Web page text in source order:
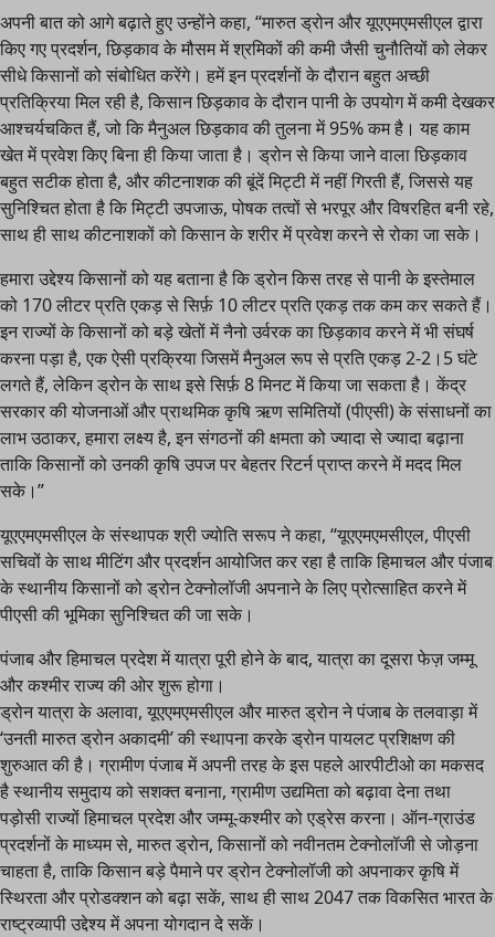
अपनी बात को आगे बढ़ाते हुए उन्होंने कहा, “मारुत ड्रोन और यूएएमएमसीएल द्वारा
किए गए प्रदर्शन, छिड़काव के मौसम में श्रमिकों की कमी जैसी चुनौतियों को लेकर
सीधे किसानों को संबोधित करेंगे। हमें इन प्रदर्शनों के दौरान बहुत अच्छी
प्रतिक्रिया मिल रही है, किसान छिड़काव के दौरान पानी के उपयोग में कमी देखकर
आश्चर्यचकित हैं, जो कि मैनुअल छिड़काव की तुलना में 95% कम है। यह काम
खेत में प्रवेश किए बिना ही किया जाता है। ड्रोन से किया जाने वाला छिड़काव
बहुत सटीक होता है, और कीटनाशक की बूंदें मिट्टी में नहीं गिरती हैं, जिससे यह
सुनिश्चित होता है कि मिट्टी उपजाऊ, पोषक तत्वों से भरपूर और विषरहित बनी रहे,
साथ ही साथ कीटनाशकों को किसान के शरीर में प्रवेश करने से रोका जा सके।
हमारा उद्देश्य किसानों को यह बताना है कि ड्रोन किस तरह से पानी के इस्तेमाल
को 170 लीटर प्रति एकड़ से सिर्फ़ 10 लीटर प्रति एकड़ तक कम कर सकते हैं।
इन राज्यों के किसानों को बड़े खेतों में नैनो उर्वरक का छिड़काव करने में भी संघर्ष
करना पड़ा है, एक ऐसी प्रक्रिया जिसमें मैनुअल रूप से प्रति एकड़ 2-2।5 घंटे
लगते हैं, लेकिन ड्रोन के साथ इसे सिर्फ़ 8 मिनट में किया जा सकता है। केंद्र
सरकार की योजनाओं और प्राथमिक कृषि ऋण समितियों (पीएसी) के संसाधनों का
लाभ उठाकर, हमारा लक्ष्य है, इन संगठनों की क्षमता को ज्यादा से ज्यादा बढ़ाना
ताकि किसानों को उनकी कृषि उपज पर बेहतर रिटर्न प्राप्त करने में मदद मिल
सके।”
यूएएमएमसीएल के संस्थापक श्री ज्योति सरूप ने कहा, “यूएएमएमसीएल, पीएसी
सचिवों के साथ मीटिंग और प्रदर्शन आयोजित कर रहा है ताकि हिमाचल और पंजाब
के स्थानीय किसानों को ड्रोन टेक्नोलॉजी अपनाने के लिए प्रोत्साहित करने में
पीएसी की भूमिका सुनिश्चित की जा सके।
पंजाब और हिमाचल प्रदेश में यात्रा पूरी होने के बाद, यात्रा का दूसरा फेज़ जम्मू
और कश्मीर राज्य की ओर शुरू होगा।
ड्रोन यात्रा के अलावा, यूएएमएमसीएल और मारुत ड्रोन ने पंजाब के तलवाड़ा में
‘उनती मारुत ड्रोन अकादमी’ की स्थापना करके ड्रोन पायलट प्रशिक्षण की
शुरुआत की है। ग्रामीण पंजाब में अपनी तरह के इस पहले आरपीटीओ का मकसद
है स्थानीय समुदाय को सशक्त बनाना, ग्रामीण उद्यमिता को बढ़ावा देना तथा
पड़ोसी राज्यों हिमाचल प्रदेश और जम्मू-कश्मीर को एड्रेस करना। ऑन-ग्राउंड
प्रदर्शनों के माध्यम से, मारुत ड्रोन, किसानों को नवीनतम टेक्नोलॉजी से जोड़ना
चाहता है, ताकि किसान बड़े पैमाने पर ड्रोन टेक्नोलॉजी को अपनाकर कृषि में
स्थिरता और प्रोडक्शन को बढ़ा सकें, साथ ही साथ 2047 तक विकसित भारत के
राष्ट्रव्यापी उद्देश्य में अपना योगदान दे सकें।